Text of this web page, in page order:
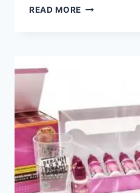
READ MORE MATA
TAKOKAK